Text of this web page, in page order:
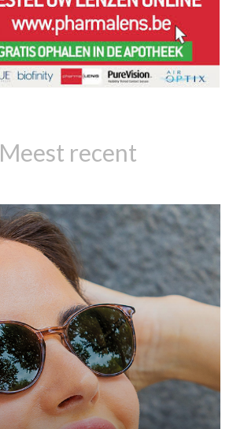
Meest recent